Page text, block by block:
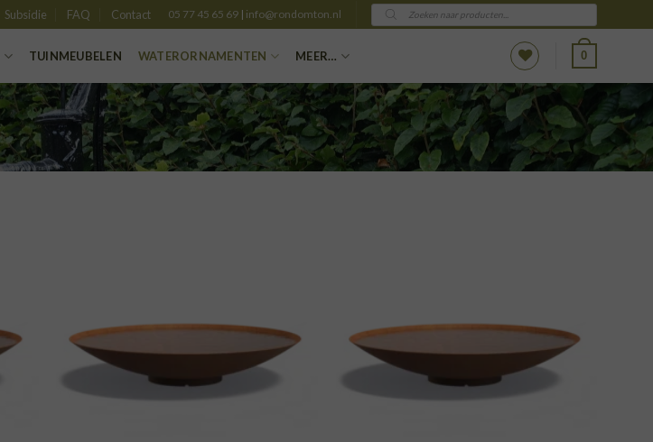
Subsidie FAQ Contact 05 77 45 65 69 | info@rondomton.nl
Producten
zoeken
TUINMEUBELEN WATERORNAMENTEN MEER… 0